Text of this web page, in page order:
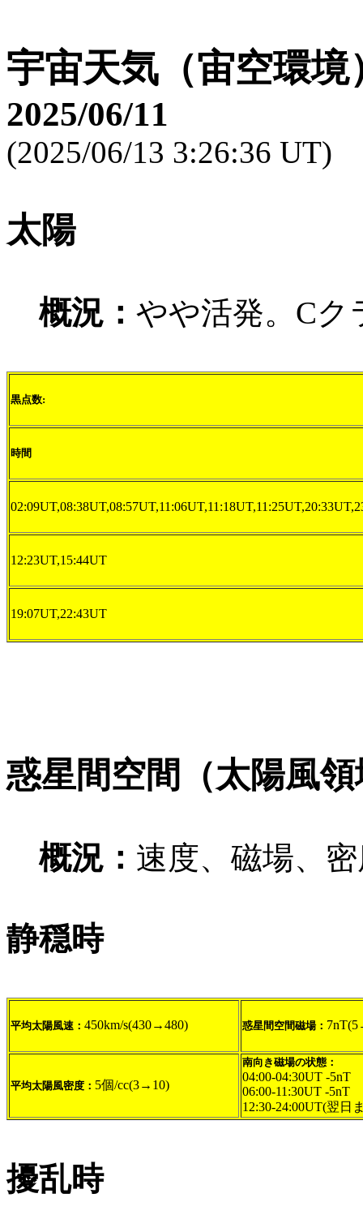
宇宙天気（宙空環境
2025/06/11
(2025/06/13 3:26:36 UT)
太陽
概況： やや活発。Cク
黒点数:
時間
12:23UT,15:44UT
19:07UT,22:43UT
惑星間空間（太陽風
概況： 速度、磁場、
静穏時
平均太陽風速： 450km/s(430→480) 惑星間空間磁場：
平均太陽風密度： 5個/cc(3→10)
南向き磁場の状態：
04:00-04:30UT -5nT
06:00-11:30UT -5nT
12:30-24:00UT(翌日
擾乱時